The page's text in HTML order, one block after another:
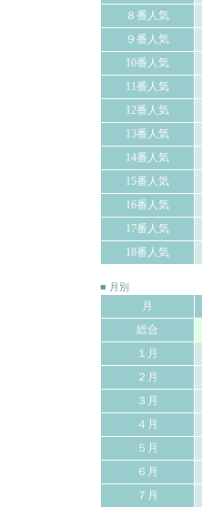
８番人気
９番人気
10番人気
11番人気
12番人気
13番人気
14番人気
15番人気
16番人気
17番人気
18番人気
■ 月別
月
総合
１月
２月
３月
４月
５月
６月
７月